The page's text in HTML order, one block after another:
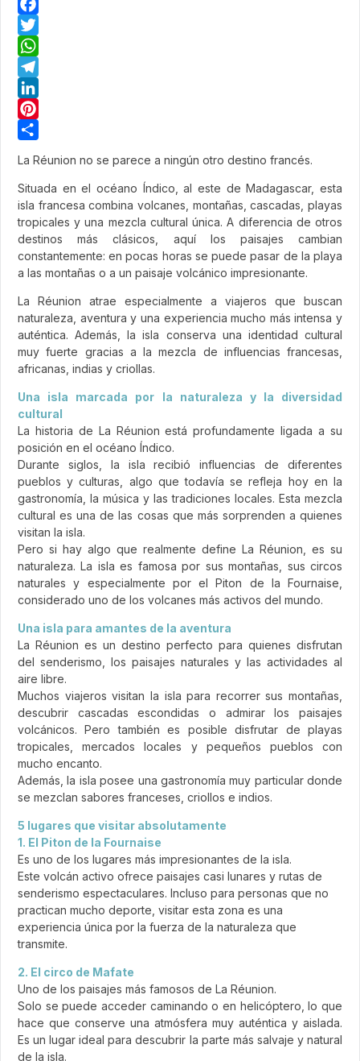
Facebook
Twitter
WhatsApp
Telegram
LinkedIn
Pinterest
La Réunion no se parece a ningún otro destino francés.
Situada en el océano Índico, al este de Madagascar, esta
isla francesa combina volcanes, montañas, cascadas, playas
tropicales y una mezcla cultural única. A diferencia de otros
destinos más clásicos, aquí los paisajes cambian
constantemente: en pocas horas se puede pasar de la playa
a las montañas o a un paisaje volcánico impresionante.
La Réunion atrae especialmente a viajeros que buscan
naturaleza, aventura y una experiencia mucho más intensa y
auténtica. Además, la isla conserva una identidad cultural
muy fuerte gracias a la mezcla de influencias francesas,
africanas, indias y criollas.
Una isla marcada por la naturaleza y la diversidad
cultural
La historia de La Réunion está profundamente ligada a su
posición en el océano Índico.
Durante siglos, la isla recibió influencias de diferentes
pueblos y culturas, algo que todavía se refleja hoy en la
gastronomía, la música y las tradiciones locales. Esta mezcla
cultural es una de las cosas que más sorprenden a quienes
visitan la isla.
Pero si hay algo que realmente define La Réunion, es su
naturaleza. La isla es famosa por sus montañas, sus circos
naturales y especialmente por el Piton de la Fournaise,
considerado uno de los volcanes más activos del mundo.
Una isla para amantes de la aventura
La Réunion es un destino perfecto para quienes disfrutan
del senderismo, los paisajes naturales y las actividades al
aire libre.
Muchos viajeros visitan la isla para recorrer sus montañas,
descubrir cascadas escondidas o admirar los paisajes
volcánicos. Pero también es posible disfrutar de playas
tropicales, mercados locales y pequeños pueblos con
mucho encanto.
Además, la isla posee una gastronomía muy particular donde
se mezclan sabores franceses, criollos e indios.
5 lugares que visitar absolutamente
1. El Piton de la Fournaise
Es uno de los lugares más impresionantes de la isla.
Este volcán activo ofrece paisajes casi lunares y rutas de
senderismo espectaculares. Incluso para personas que no
practican mucho deporte, visitar esta zona es una
experiencia única por la fuerza de la naturaleza que
transmite.
2. El circo de Mafate
Uno de los paisajes más famosos de La Réunion.
Solo se puede acceder caminando o en helicóptero, lo que
hace que conserve una atmósfera muy auténtica y aislada.
Es un lugar ideal para descubrir la parte más salvaje y natural
de la isla.